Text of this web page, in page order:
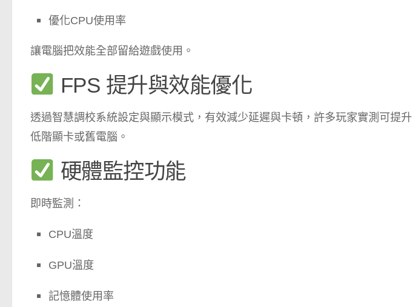
優化CPU使用率
讓電腦把效能全部留給遊戲使用。
FPS 提升與效能優化
透過智慧調校系統設定與顯示模式，有效減少延遲與卡頓，許多玩家實測可提升
低階顯卡或舊電腦。
硬體監控功能
即時監測：
CPU溫度
GPU溫度
記憶體使用率